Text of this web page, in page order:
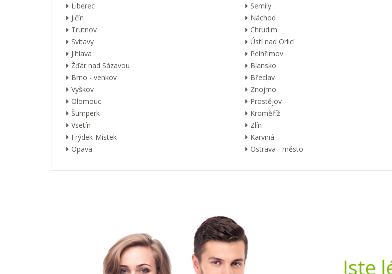
Liberec
Semily
Jičín
Náchod
Trutnov
Chrudim
Svitavy
Ústí nad Orlicí
Jihlava
Pelhřimov
Žďár nad Sázavou
Blansko
Brno - venkov
Břeclav
Vyškov
Znojmo
Olomouc
Prostějov
Šumperk
Kroměříž
Vsetín
Zlín
Frýdek-Místek
Karviná
Opava
Ostrava - město
Jste